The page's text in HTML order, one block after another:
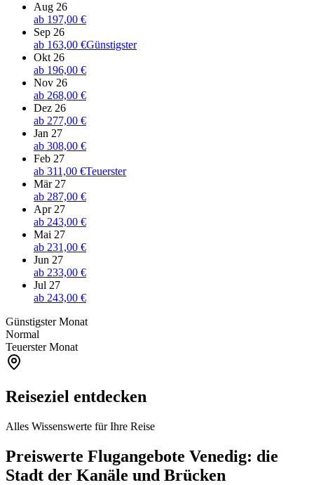
Aug 26
ab 197,00 €
Sep 26
ab 163,00 €Günstigster
Okt 26
ab 196,00 €
Nov 26
ab 268,00 €
Dez 26
ab 277,00 €
Jan 27
ab 308,00 €
Feb 27
ab 311,00 €Teuerster
Mär 27
ab 287,00 €
Apr 27
ab 243,00 €
Mai 27
ab 231,00 €
Jun 27
ab 233,00 €
Jul 27
ab 243,00 €
Günstigster Monat
Normal
Teuerster Monat
Reiseziel entdecken
Alles Wissenswerte für Ihre Reise
Preiswerte Flugangebote Venedig: die
Stadt der Kanäle und Brücken